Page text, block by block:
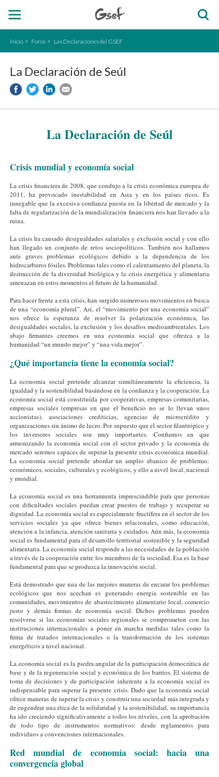
Inicio Foros Las Declaraciones del GSEF
La Declaración de Seúl
La Declaración de Seúl
Crisis mundial y economía social
La crisis financiera de 2008, que condujo a la crisis económica europea de
2011, ha provocado inestabilidad en Asia y en los países ricos. Es
innegable que la excesiva confianza puesta en la libertad de mercado y la
falta de regularización de la mundialización financiera nos han llevado a la
ruina.
La crisis ha causado desigualdades salariales y exclusión social y con ello
han llegado un conjunto de retos sociopolíticos. También nos hallamos
ante graves problemas ecológicos debido a la dependencia de los
hidrocarburos fósiles. Problemas tales como el calentamiento del planeta, la
destrucción de la diversidad biológica y la crisis energética y alimentaria
amenazan en estos momentos el futuro de la humanidad.
Para hacer frente a esta crisis, han surgido numerosos movimientos en busca
de una “economía plural”. Así, el “movimiento por una economía social”
nos ofrece la esperanza de resolver la polarización económica, las
desigualdades sociales, la exclusión y los desafíos medioambientales. Los
abajo firmantes creemos en una economía social que ofrezca a la
humanidad “un mundo mejor” y “una vida mejor”.
¿Qué importancia tiene la economía social?
La economía social pretende alcanzar simultáneamente la eficiencia, la
igualdad y la sostenibilidad basándose en la confianza y la cooperación. La
economía social está constituida por cooperativas, empresas comunitarias,
empresas sociales (empresas en que el beneficio no se lo llevan unos
accionistas), asociaciones crediticias, agencias de microcrédito y
organizaciones sin ánimo de lucro. Por supuesto que el sector filantrópico y
los inversores sociales son muy importantes. Confiamos en que
armonizando la economía social con el sector privado y la economía de
mercado seremos capaces de superar la presente crisis económica mundial.
La economía social pretende abordar un amplio abanico de problemas:
económicos, sociales, culturales y ecológicos, y ello a nivel local, nacional
y mundial.
La economía social es una herramienta imprescindible para que personas
con dificultades sociales puedan crear puestos de trabajo y recuperar su
dignidad. La economía social es especialmente fructífera en el sector de los
servicios sociales ya que ofrece bienes relacionales, como educación,
atención a la infancia, atención sanitaria y cuidados. Aún más, la economía
social es fundamental para el desarrollo territorial sostenible y la seguridad
alimentaria. La economía social responde a las necesidades de la población
a través de la cooperación entre los miembros de la sociedad. Esa es la base
fundamental para que se produzca la innovación social.
Está demostrado que una de las mejores maneras de encarar los problemas
ecológicos que nos acechan es generando energía sostenible en las
comunidades, movimientos de abastecimiento alimentario local, comercio
justo y demás formas de economía social. Dichos problemas pueden
resolverse si las economías sociales regionales se comprometen con las
instituciones internacionales a poner en marcha medidas tales como la
firma de tratados internacionales o la transformación de los sistemas
energéticos a nivel nacional.
La economía social es la piedra angular de la participación democrática de
base y de la regeneración social y económica de los barrios. El sistema de
toma de decisiones y de participación inherente a la economía social es
indispensable para superar la presente crisis. Dado que la economía social
ofrece maneras de superar la crisis y construir una sociedad más integrada y
de engendrar una ética de la solidaridad y la sostenibilidad, su importancia
ha ido creciendo significativamente a todos los niveles, con la aprobación
de todo tipo de instrumentos normativos: desde reglamentos para
individuos a convenciones internacionales.
Red mundial de economía social: hacia una
convergencia global